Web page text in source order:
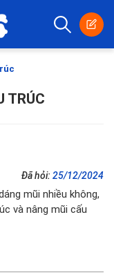
TRÚC
Đã hỏi: 25/12/2024
mũi nhiều không,
và nâng mũi cấu